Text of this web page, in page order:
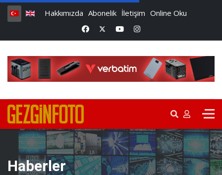
Hakkımızda Abonelik İletişim Online Oku
Haberler